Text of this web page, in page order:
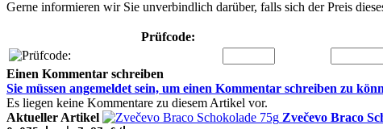
Gerne informieren wir Sie unverbindlich darüber, falls sich der Preis
Prüfcode:
Einen Kommentar schreiben
Sie müssen angemeldet sein, um einen Kommentar schreiben zu
Es liegen keine Kommentare zu diesem Artikel vor.
Aktueller Artikel
Zvečevo Braco